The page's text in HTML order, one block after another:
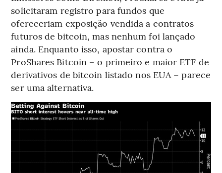
solicitaram registro para fundos que
ofereceriam exposição vendida a contratos
futuros de bitcoin, mas nenhum foi lançado
ainda. Enquanto isso, apostar contra o
ProShares Bitcoin – o primeiro e maior ETF de
derivativos de bitcoin listado nos EUA – parece
ser uma alternativa.